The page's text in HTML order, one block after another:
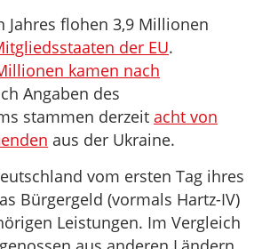
Jahres flohen 3,9 Millionen
der EU.
kamen nach
Angaben des
stammen derzeit acht von
aus der Ukraine.
vom ersten Tag ihres
Bürgergeld (vormals Hartz-IV)
Leistungen. Im Vergleich